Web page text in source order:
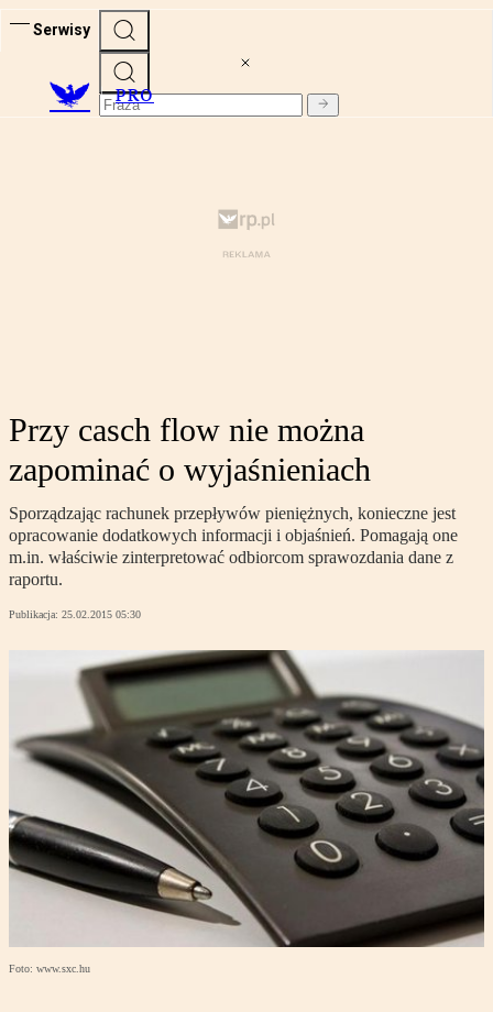
Serwisy
PRO
Przy casch flow nie można
zapominać o wyjaśnieniach
Sporządzając rachunek przepływów pieniężnych, konieczne jest
opracowanie dodatkowych informacji i objaśnień. Pomagają one
m.in. właściwie zinterpretować odbiorcom sprawozdania dane z
raportu.
Publikacja: 25.02.2015 05:30
Foto: www.sxc.hu